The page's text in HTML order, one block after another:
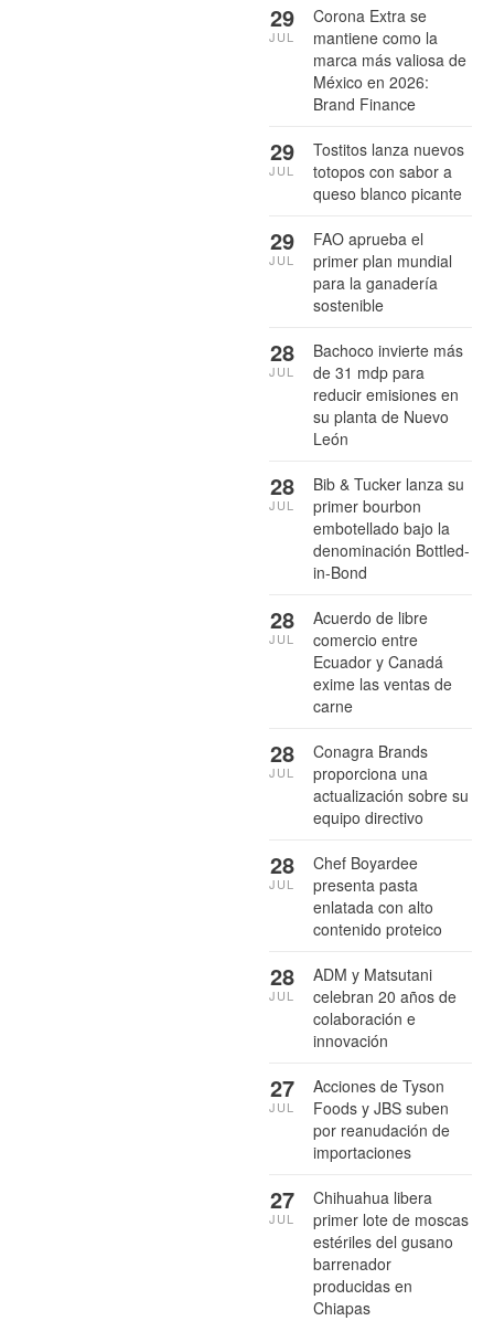
Corona Extra se
mantiene como la
marca más valiosa de
México en 2026:
Brand Finance
29
JUL
Tostitos lanza nuevos
totopos con sabor a
queso blanco picante
29
JUL
FAO aprueba el
primer plan mundial
para la ganadería
sostenible
29
JUL
Bachoco invierte más
de 31 mdp para
reducir emisiones en
su planta de Nuevo
León
28
JUL
Bib & Tucker lanza su
primer bourbon
embotellado bajo la
denominación Bottled-
in-Bond
28
JUL
Acuerdo de libre
comercio entre
Ecuador y Canadá
exime las ventas de
carne
28
JUL
Conagra Brands
proporciona una
actualización sobre su
equipo directivo
28
JUL
Chef Boyardee
presenta pasta
enlatada con alto
contenido proteico
28
JUL
ADM y Matsutani
celebran 20 años de
colaboración e
innovación
28
JUL
Acciones de Tyson
Foods y JBS suben
por reanudación de
importaciones
27
JUL
Chihuahua libera
primer lote de moscas
estériles del gusano
barrenador
producidas en
Chiapas
27
JUL